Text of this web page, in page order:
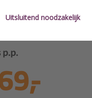
Uitsluitend noodzakelijk